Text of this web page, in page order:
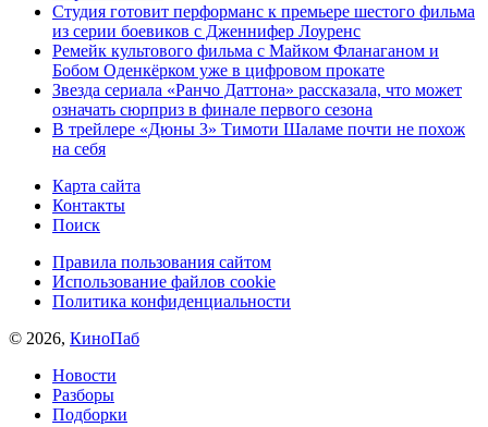
Студия готовит перформанс к премьере шестого фильма
из серии боевиков с Дженнифер Лоуренс
Ремейк культового фильма с Майком Фланаганом и
Бобом Оденкёрком уже в цифровом прокате
Звезда сериала «Ранчо Даттона» рассказала, что может
означать сюрприз в финале первого сезона
В трейлере «Дюны 3» Тимоти Шаламе почти не похож
на себя
Карта сайта
Контакты
Поиск
Правила пользования сайтом
Использование файлов cookie
Политика конфиденциальности
© 2026, КиноПаб
Новости
Разборы
Подборки